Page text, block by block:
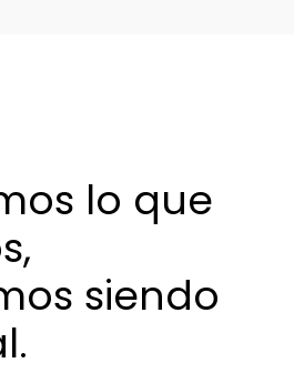
lo que
siendo